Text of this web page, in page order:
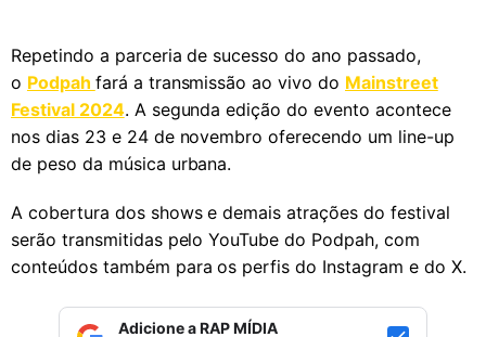
Repetindo a parceria de sucesso do ano passado,
o Podpah fará a transmissão ao vivo do Mainstreet
Festival 2024. A segunda edição do evento acontece
nos dias 23 e 24 de novembro oferecendo um line-up
de peso da música urbana.
A cobertura dos shows e demais atrações do festival
serão transmitidas pelo YouTube do Podpah, com
conteúdos também para os perfis do Instagram e do X.
Adicione a RAP MÍDIA